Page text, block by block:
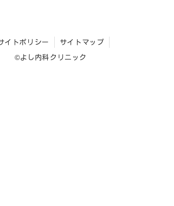
イトポリシー サイトマップ
©よし内科クリニック